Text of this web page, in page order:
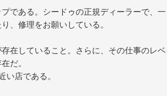
である。シードゥの正規ディーラーで、一
、修理をお願いしている。
在していること。さらに、その仕事のレベ
だ。
店である。